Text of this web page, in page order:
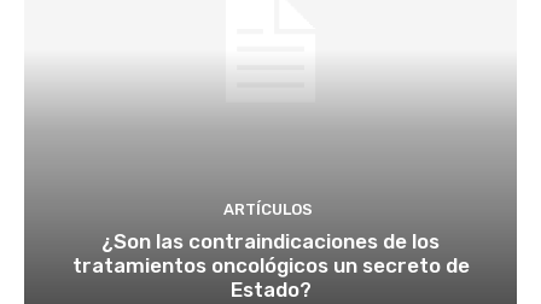
ARTÍCULOS
¿Son las contraindicaciones de los
tratamientos oncológicos un secreto de
Estado?